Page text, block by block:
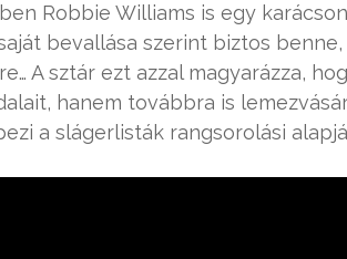
Robbie Williams is egy
bevallása szerint biztos
A sztár ezt azzal magyarázza,
hanem továbbra is
a slágerlisták rangsorolási